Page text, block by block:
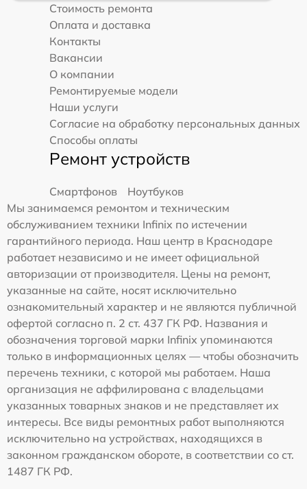
Стоимость ремонта
Оплата и доставка
Контакты
Вакансии
О компании
Ремонтируемые модели
Наши услуги
Согласие на обработку персональных данных
Способы оплаты
Ремонт устройств
Смартфонов
Ноутбуков
Мы занимаемся ремонтом и техническим
обслуживанием техники Infinix по истечении
гарантийного периода. Наш центр в Краснодаре
работает независимо и не имеет официальной
авторизации от производителя. Цены на ремонт,
указанные на сайте, носят исключительно
ознакомительный характер и не являются публичной
офертой согласно п. 2 ст. 437 ГК РФ. Названия и
обозначения торговой марки Infinix упоминаются
только в информационных целях — чтобы обозначить
перечень техники, с которой мы работаем. Наша
организация не аффилирована с владельцами
указанных товарных знаков и не представляет их
интересы. Все виды ремонтных работ выполняются
исключительно на устройствах, находящихся в
законном гражданском обороте, в соответствии со ст.
1487 ГК РФ.